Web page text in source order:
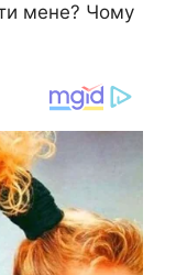
мене? Чому